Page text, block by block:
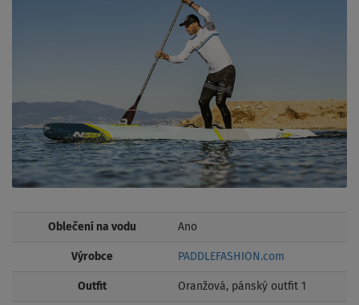
Oblečení na vodu Ano
Výrobce PADDLEFASHION.com
Outfit Oranžová, pánský outfit 1